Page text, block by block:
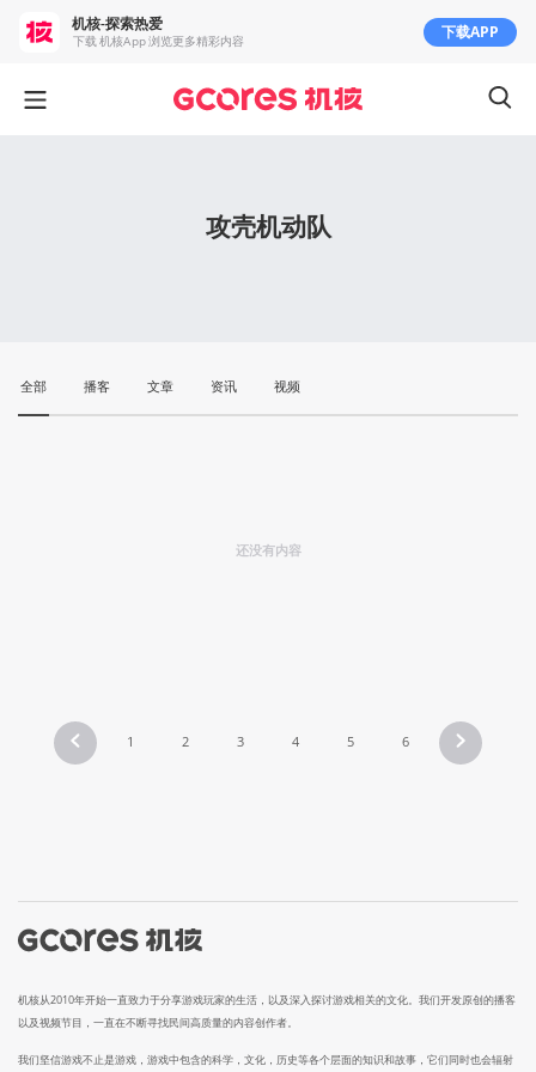
攻壳机动队
全部 播客 文章 资讯 视频
还没有内容
1 2 3 4 5 6
机核从2010年开始一直致力于分享游戏玩家的生活，以及深入探讨游戏相关的文化。我们开发原创的播客
以及视频节目，一直在不断寻找民间高质量的内容创作者。
我们坚信游戏不止是游戏，游戏中包含的科学，文化，历史等各个层面的知识和故事，它们同时也会辐射
机核-探索热爱
下载 机核App 浏览更多精彩内容 下载APP